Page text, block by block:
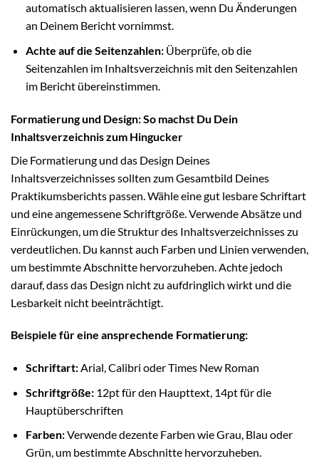
automatisch aktualisieren lassen, wenn Du Änderungen
an Deinem Bericht vornimmst.
Achte auf die Seitenzahlen:Überprüfe, ob die
Seitenzahlen im Inhaltsverzeichnis mit den Seitenzahlen
im Bericht übereinstimmen.
Formatierung und Design: So machst Du Dein
Inhaltsverzeichnis zum Hingucker
Die Formatierung und das Design Deines
Inhaltsverzeichnisses sollten zum Gesamtbild Deines
Praktikumsberichts passen. Wähle eine gut lesbare Schriftart
und eine angemessene Schriftgröße. Verwende Absätze und
Einrückungen, um die Struktur des Inhaltsverzeichnisses zu
verdeutlichen. Du kannst auch Farben und Linien verwenden,
um bestimmte Abschnitte hervorzuheben. Achte jedoch
darauf, dass das Design nicht zu aufdringlich wirkt und die
Lesbarkeit nicht beeinträchtigt.
Beispiele für eine ansprechende Formatierung:
Schriftart:Arial, Calibri oder Times New Roman
Schriftgröße:12pt für den Haupttext, 14pt für die
Hauptüberschriften
Farben:Verwende dezente Farben wie Grau, Blau oder
Grün, um bestimmte Abschnitte hervorzuheben.